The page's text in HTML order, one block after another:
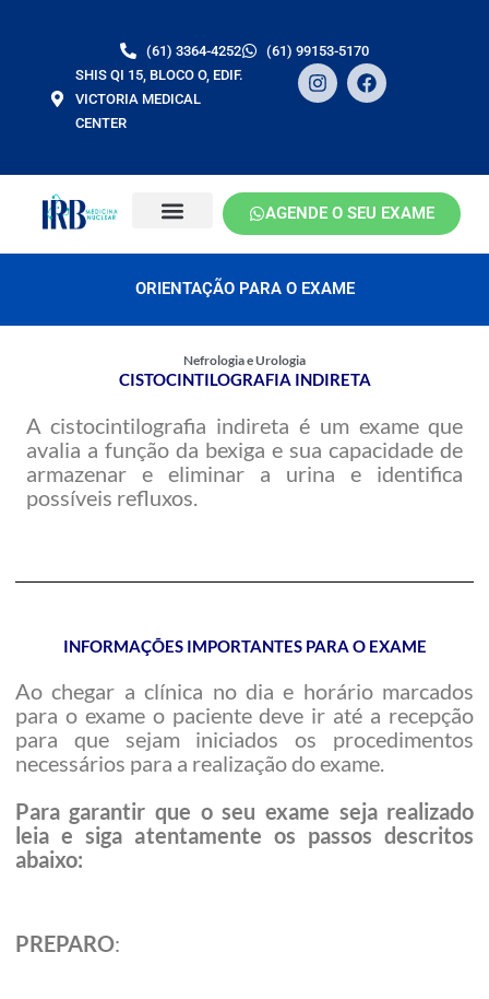
(61) 3364-4252
(61) 99153-5170
SHIS QI 15, BLOCO O, EDIF.
VICTORIA MEDICAL
CENTER
I
n
s
g
r
a
F
a
c
o
o
k
AGENDE O SEU EXAME
ORIENTAÇÃO PARA O EXAME
Nefrologia e Urologia
CISTOCINTILOGRAFIA INDIRETA
A cistocintilografia indireta é um exame que
avalia a função da bexiga e sua capacidade de
armazenar e eliminar a urina e identifica
possíveis refluxos.
INFORMAÇÕES IMPORTANTES PARA O EXAME
Ao chegar a clínica no dia e horário marcados
para o exame o paciente deve ir até a recepção
para que sejam iniciados os procedimentos
necessários para a realização do exame.
Para garantir que o seu exame seja realizado
leia e siga atentamente os passos descritos
abaixo:
PREPARO: